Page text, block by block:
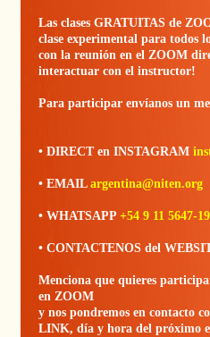
Las clases GRATUITAS de
clase experimental para todos
con la reunión en el ZOOM
interactuar con el instructor!
Para participar envíanos un
• DIRECT en INSTAGRAM
• EMAIL argentina@niten.org
• WHATSAPP +54 9 11 5647-
• CONTACTENOS del
Menciona que quieres
en ZOOM
y nos pondremos en contacto
LINK, día y hora del próximo